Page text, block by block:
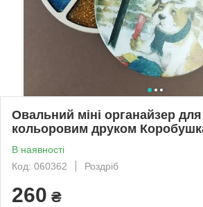
Овальний міні органайзер для
кольоровим друком
В наявності
Код: 060362
Роздріб
260 ₴